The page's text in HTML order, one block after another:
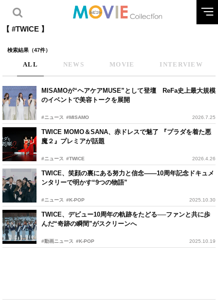
【 #TWICE 】
検索結果（47件）
ALL NEWS MOVIE INTERVIEW
MISAMOが“ヘアケアMUSE”として登壇 ReFa史上最大規模
のイベントで美容トークを展開
#ニュース #MISAMO 2026.7.25
TWICE MOMO＆SANA、赤ドレスで魅了 『プラダを着た悪
魔２』プレミアが話題
#ニュース #TWICE 2026.4.26
TWICE、笑顔の裏にある努力と信念——10周年記念ドキュメ
ンタリーで明かす“9つの物語”
#ニュース #K-POP 2025.10.30
TWICE、デビュー10周年の軌跡をたどる──ファンと共に歩
んだ“奇跡の瞬間”がスクリーンへ
#動画ニュース #K-POP 2025.10.19